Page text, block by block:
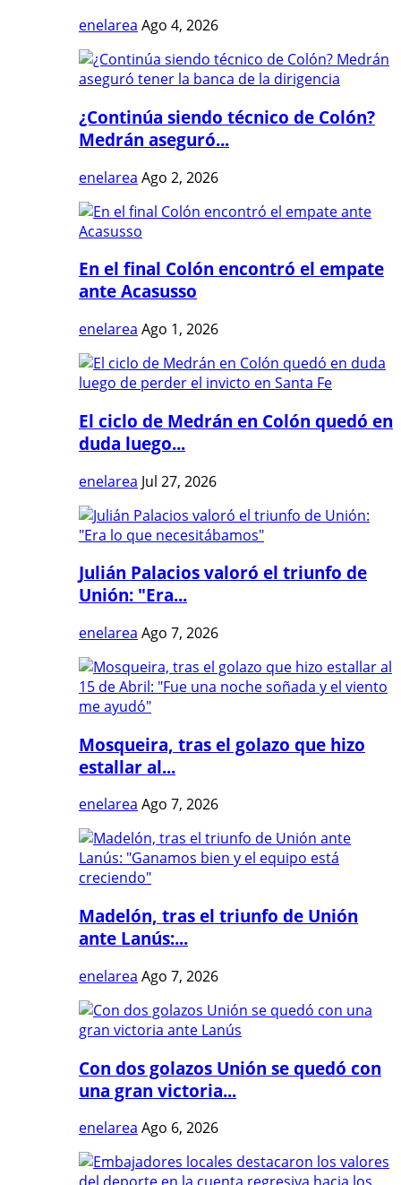
enelarea Ago 4, 2026
¿Continúa siendo técnico de Colón?
Medrán aseguró...
enelarea Ago 2, 2026
En el final Colón encontró el empate
ante Acasusso
enelarea Ago 1, 2026
El ciclo de Medrán en Colón quedó en
duda luego...
enelarea Jul 27, 2026
Julián Palacios valoró el triunfo de
Unión: "Era...
enelarea Ago 7, 2026
Mosqueira, tras el golazo que hizo
estallar al...
enelarea Ago 7, 2026
Madelón, tras el triunfo de Unión
ante Lanús:...
enelarea Ago 7, 2026
Con dos golazos Unión se quedó con
una gran victoria...
enelarea Ago 6, 2026